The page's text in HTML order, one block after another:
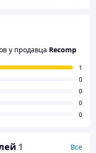
у продавца Recomp
1
0
0
0
0
1 Все